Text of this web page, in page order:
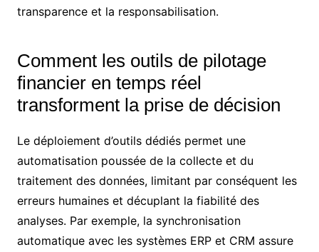
transparence et la responsabilisation.
Comment les outils de pilotage
financier en temps réel
transforment la prise de décision
Le déploiement d’outils dédiés permet une
automatisation poussée de la collecte et du
traitement des données, limitant par conséquent les
erreurs humaines et décuplant la fiabilité des
analyses. Par exemple, la synchronisation
automatique avec les systèmes ERP et CRM assure